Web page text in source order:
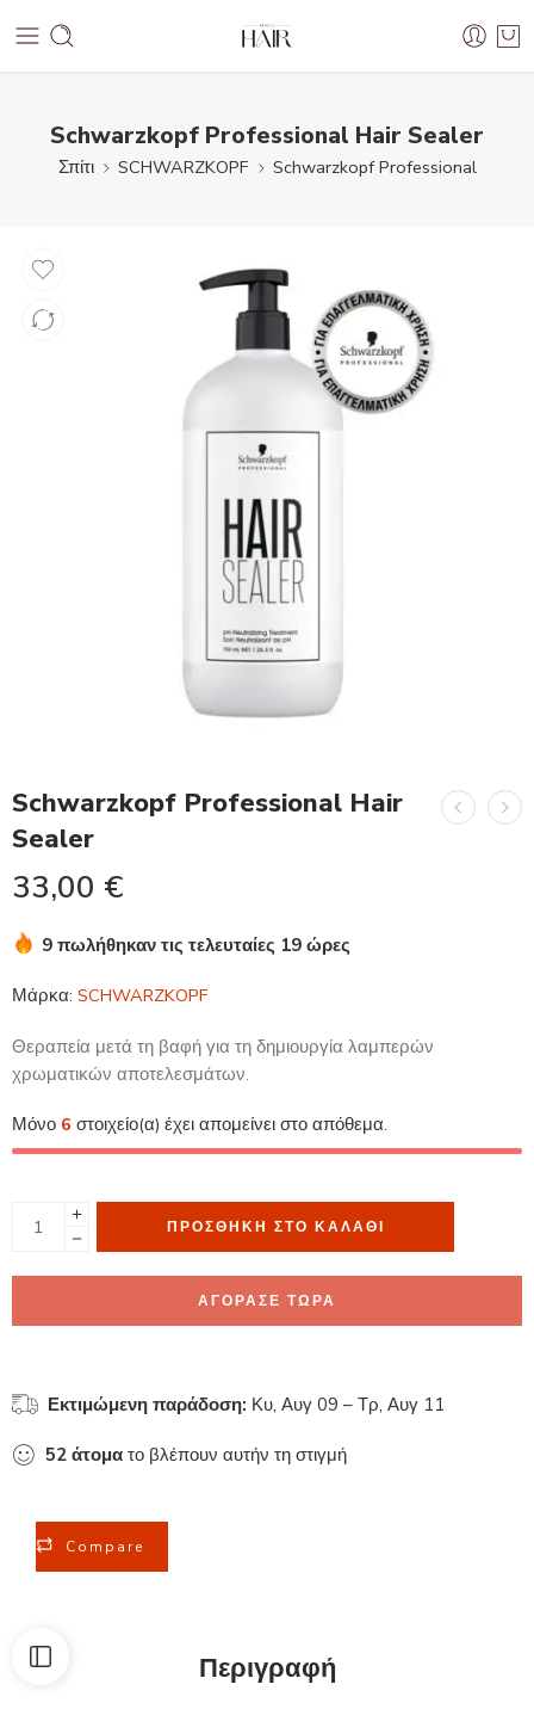
Schwarzkopf Professional Hair Sealer
Σπίτι SCHWARZKOPF Schwarzkopf Professional
Schwarzkopf Professional Hair
Sealer
33,00 €
9 πωλήθηκαν τις τελευταίες 19 ώρες
Μάρκα: SCHWARZKOPF
Θεραπεία μετά τη βαφή για τη δημιουργία λαμπερών
χρωματικών αποτελεσμάτων.
Μόνο 6 στοιχείο(α) έχει απομείνει στο απόθεμα.
ΠΡΟΣΘΉΚΗ ΣΤΟ ΚΑΛΆΘΙ
ΑΓΟΡΑΣΕ ΤΩΡΑ
Εκτιμώμενη παράδοση: Κυ, Αυγ 09 – Τρ, Αυγ 11
52 άτομα το βλέπουν αυτήν τη στιγμή
Compare
Περιγραφή